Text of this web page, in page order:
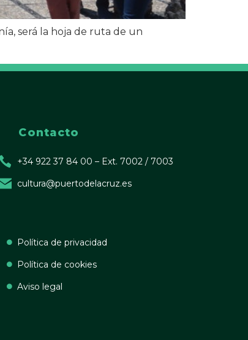
será la hoja de ruta de un
Contacto
+34 922 37 84 00 – Ext. 7002 / 7003
cultura@puertodelacruz.es
Política de privacidad
Política de cookies
Aviso legal